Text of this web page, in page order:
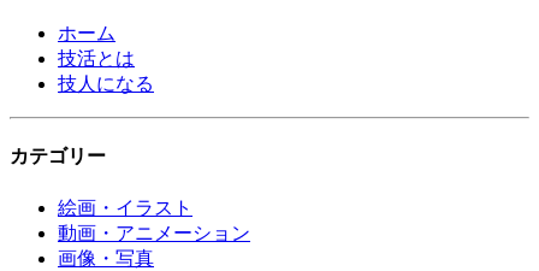
ホーム
技活とは
技人になる
カテゴリー
絵画・イラスト
動画・アニメーション
画像・写真